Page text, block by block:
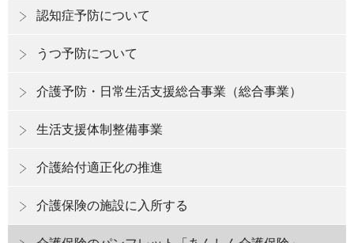
認知症予防について
うつ予防について
介護予防・日常生活支援総合事業（総合事業）
生活支援体制整備事業
介護給付適正化の推進
介護保険の施設に入所する